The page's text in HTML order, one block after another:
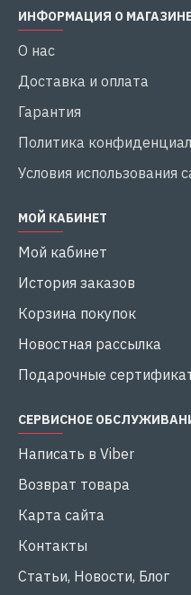
ИНФОРМАЦИЯ О
О нас
Доставка и оплата
Гарантия
Политика
Условия использования
МОЙ КАБИНЕТ
Мой кабинет
История заказов
Корзина покупок
Новостная рассылка
Подарочные
СЕРВИСНОЕ
Написать в Viber
Возврат товара
Карта сайта
Контакты
Статьи, Новости, Блог